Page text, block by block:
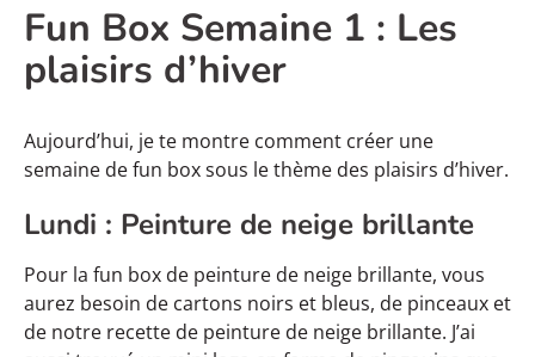
Fun Box Semaine 1 : Les
plaisirs d’hiver
Aujourd’hui, je te montre comment créer une
semaine de fun box sous le thème des plaisirs d’hiver.
Lundi : Peinture de neige brillante
Pour la fun box de peinture de neige brillante, vous
aurez besoin de cartons noirs et bleus, de pinceaux et
de notre recette de peinture de neige brillante. J’ai